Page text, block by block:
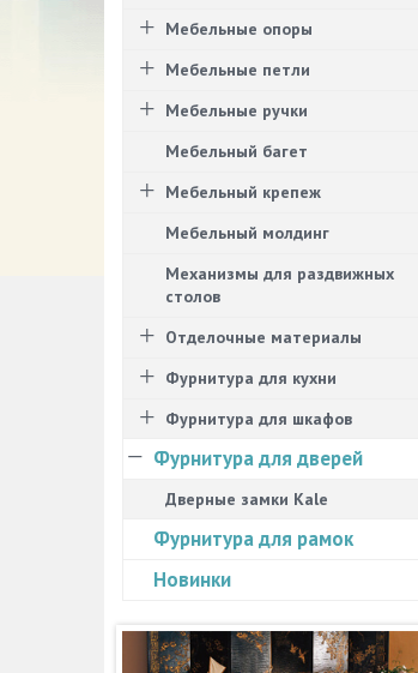
Мебельные опоры
Мебельные петли
Мебельные ручки
Мебельный багет
Мебельный крепеж
Мебельный молдинг
Механизмы для раздвижных
столов
Отделочные материалы
Фурнитура для кухни
Фурнитура для шкафов
Фурнитура для дверей
Дверные замки Kale
Фурнитура для рамок
Новинки